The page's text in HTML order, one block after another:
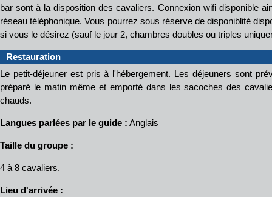
bar sont à la disposition des cavaliers. Connexion wifi disponible
réseau téléphonique. Vous pourrez sous réserve de disponiblité
si vous le désirez (sauf le jour 2, chambres doubles ou triples
Restauration
Le petit-déjeuner est pris à l'hébergement. Les déjeuners sont
préparé le matin même et emporté dans les sacoches des
chauds.
Langues parlées par le guide : Anglais
Taille du groupe :
4 à 8 cavaliers.
Lieu d'arrivée :